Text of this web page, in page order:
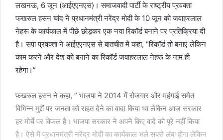
लखनऊ, 6 जून (आईएएनएस)। समाजवादी पार्टी के राष्ट्रीय प्रवक्ता
फखरुल हसन चांद ने प्रधानमंत्री नरेंद्र मोदी के 10 जून को जवाहरलाल
नेहरू के कार्यकाल में पीछे छोड़कर एक नया रिकॉर्ड बनाने पर प्रतिक्रिया दी
है। सपा प्रवक्ता ने आईएएनएस से बातचीत में कहा, “रिकॉर्ड तो बनाएं लेकिन
काम करने और देश को बनाने का रिकॉर्ड जवाहरलाल नेहरू के नाम ही
रहेगा।”
फखरुल हसन ने कहा, ” भाजपा ने 2014 में रोजगार और महंगाई समेत
विभिन्न मुद्दों पर जनता को राहत देने का वादा किया था लेकिन आज सरकार
हर मोर्चे पर विफल है। भाजपा सरकार ने अपने किए वादे को पूरे नहीं किया
है। ऐसे में प्रधानमंत्री नरेंद्र मोदी का कार्यकाल भले सबसे लंबा होगा लेकिन